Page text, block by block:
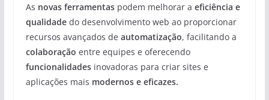
As novas ferramentaspodem melhorar a eficiência e
qualidadedo desenvolvimento web ao proporcionar
recursos avançados de automatização, facilitando a
colaboração entre equipes e oferecendo
funcionalidadesinovadoras para criar sites e
aplicações mais modernos e eficazes.